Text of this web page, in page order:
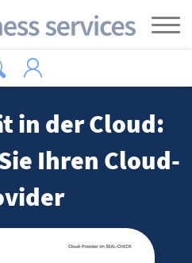
in der Cloud:
Ihren Cloud-